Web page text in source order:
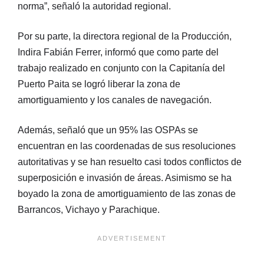
norma”, señaló la autoridad regional.
Por su parte, la directora regional de la Producción,
Indira Fabián Ferrer, informó que como parte del
trabajo realizado en conjunto con la Capitanía del
Puerto Paita se logró liberar la zona de
amortiguamiento y los canales de navegación.
Además, señaló que un 95% las OSPAs se
encuentran en las coordenadas de sus resoluciones
autoritativas y se han resuelto casi todos conflictos de
superposición e invasión de áreas. Asimismo se ha
boyado la zona de amortiguamiento de las zonas de
Barrancos, Vichayo y Parachique.